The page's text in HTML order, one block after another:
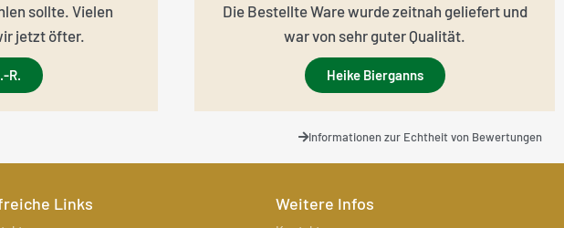
sollte. Vielen
jetzt öfter.
R.
Die Bestellte Ware wurde zeitnah geliefert und
war von sehr guter Qualität.
Heike Bierganns
Informationen zur Echtheit von Bewertungen
Links Weitere Infos